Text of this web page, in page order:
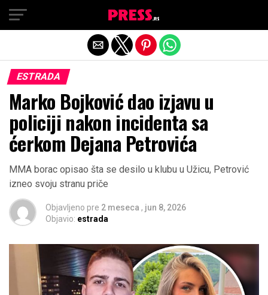
ESTRADA
Marko Bojković dao izjavu u
policiji nakon incidenta sa
ćerkom Dejana Petrovića
MMA borac opisao šta se desilo u klubu u Užicu, Petrović
izneo svoju stranu priče
Objavljeno pre 2 meseca , jun 8, 2026
Objavio: estrada
Exit mobile version